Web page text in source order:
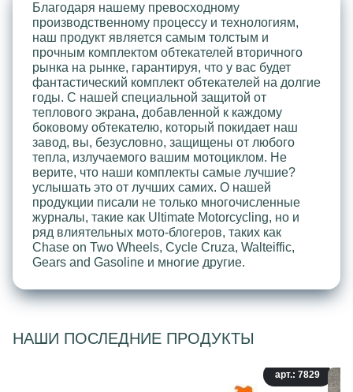
Благодаря нашему превосходному
производственному процессу и технологиям,
наш продукт является самым толстым и
прочным комплектом обтекателей вторичного
рынка на рынке, гарантируя, что у вас будет
фантастический комплект обтекателей на долгие
годы. С нашей специальной защитой от
теплового экрана, добавленной к каждому
боковому обтекателю, который покидает наш
завод, вы, безусловно, защищены от любого
тепла, излучаемого вашим мотоциклом. Не
верите, что наши комплекты самые лучшие?
услышать это от лучших самих. О нашей
продукции писали не только многочисленные
журналы, такие как Ultimate Motorcycling, но и
ряд влиятельных мото-блогеров, таких как
Chase on Two Wheels, Cycle Cruza, Walteiffic,
Gears and Gasoline и многие другие.
НАШИ ПОСЛЕДНИЕ ПРОДУКТЫ
арт.: 7829